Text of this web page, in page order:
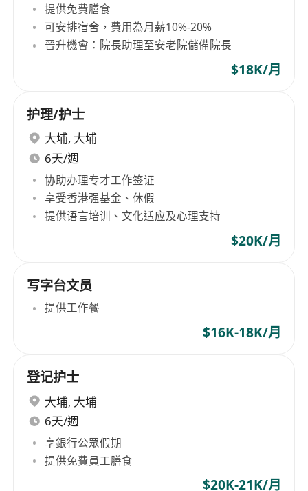
提供免費膳食
可安排宿舍，費用為月薪10%-20%
晉升機會：院長助理至安老院儲備院長
$18K/月
护理/护士
大埔, 大埔
6天/週
协助办理专才工作签证
享受香港强基金、休假
提供语言培训、文化适应及心理支持
$20K/月
写字台文员
提供工作餐
$16K-18K/月
登记护士
大埔, 大埔
6天/週
享銀行公眾假期
提供免費員工膳食
$20K-21K/月